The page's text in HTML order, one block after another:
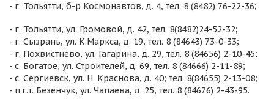
- г. Тольятти, б-р Космонавтов, д. 4, тел. 8 (8482) 76-22-36;
- г. Тольятти, ул. Громовой, д. 42, тел. 8(8482)24-52-32;
- г. Сызрань, ул. К.Маркса, д. 19, тел. 8 (84643) 73-0-33;
- г. Похвистнево, ул. Гагарина, д. 29, тел. 8 (84656) 2-10-45;
- с. Богатое, ул. Строителей, д. 69, тел. 8 (84666) 2-11-89;
- с. Сергиевск, ул. Н. Краснова, д. 40; тел. 8(84655) 2-13-08;
- п.г.т. Безенчук, ул. Чапаева, д. 25, тел. 8 (84676) 2-43-95.